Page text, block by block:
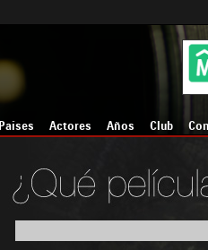
Países Actores Años Club